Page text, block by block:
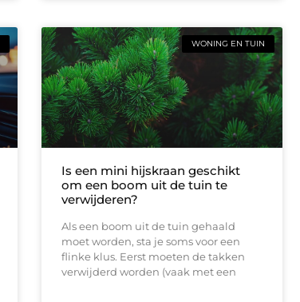
WONING EN TUIN
Is een mini hijskraan geschikt
om een boom uit de tuin te
verwijderen?
Als een boom uit de tuin gehaald
moet worden, sta je soms voor een
flinke klus. Eerst moeten de takken
verwijderd worden (vaak met een